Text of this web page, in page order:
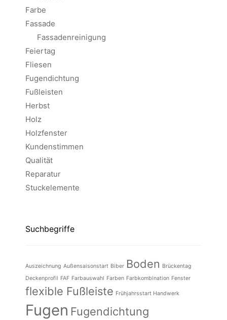
Farbe
Fassade
Fassadenreinigung
Feiertag
Fliesen
Fugendichtung
Fußleisten
Herbst
Holz
Holzfenster
Kundenstimmen
Qualität
Reparatur
Stuckelemente
Suchbegriffe
Auszeichnung Außensaisonstart Biber Boden Brückentag
Deckenprofil FAF Farbauswahl Farben Farbkombination Fenster
flexible Fußleiste Frühjahrsstart Handwerk
Fugen Fugendichtung